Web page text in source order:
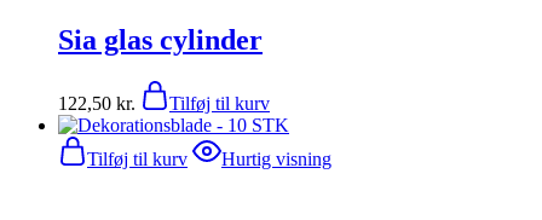
Sia glas cylinder
122,50 kr. Tilføj til kurv
Tilføj til kurv Hurtig visning